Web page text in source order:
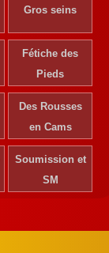
Gros seins
Fétiche des
Pieds
Des Rousses
en Cams
Soumission et
SM